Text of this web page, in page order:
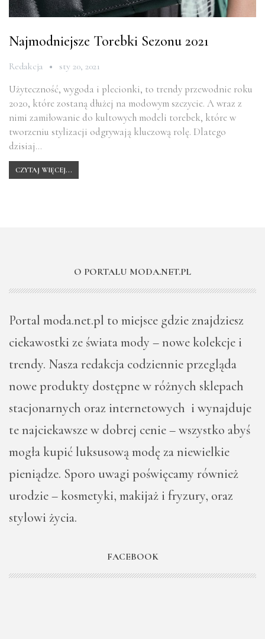
Najmodniejsze Torebki Sezonu 2021
Redakcja sty 20, 2021
Użyteczność, wygoda i plecionki, to trendy przewodnie roku
2020, które zostaną dłużej na modowym szczycie. A wraz z
nimi zamiłowanie do kultowych modeli torebek, które w
tworzeniu stylizacji odgrywają kluczową rolę. Dlatego
dzisiaj…
CZYTAJ WIĘCEJ...
O PORTALU MODA.NET.PL
Portal moda.net.pl to miejsce gdzie znajdziesz
ciekawostki ze świata mody – nowe kolekcje i
trendy. Nasza redakcja codziennie przegląda
nowe produkty dostępne w różnych sklepach
stacjonarnych oraz internetowych i wynajduje
te najciekawsze w dobrej cenie – wszystko abyś
mogła kupić luksusową modę za niewielkie
pieniądze. Sporo uwagi poświęcamy również
urodzie – kosmetyki, makijaż i fryzury, oraz
stylowi życia.
FACEBOOK